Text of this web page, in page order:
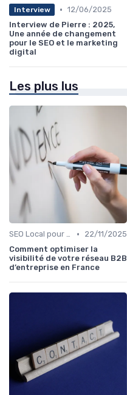
Interview • 12/06/2025
Interview de Pierre : 2025,
Une année de changement
pour le SEO et le marketing
digital
Les plus lus
SEO Local pour les Entreprises •
22/11/2025
Comment optimiser la
visibilité de votre réseau B2B
d’entreprise en France